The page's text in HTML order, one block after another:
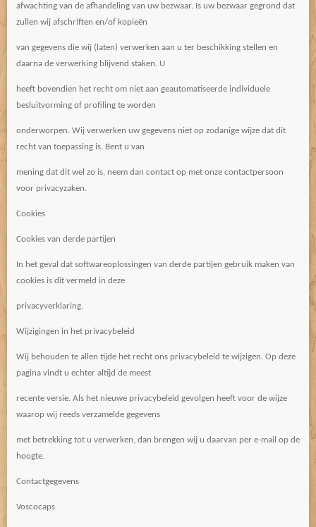
afwachting van de afhandeling van uw bezwaar. Is uw bezwaar gegrond dat
zullen wij afschriften en/of kopieën
van gegevens die wij (laten) verwerken aan u ter beschikking stellen en
daarna de verwerking blijvend staken. U
heeft bovendien het recht om niet aan geautomatiseerde individuele
besluitvorming of profiling te worden
onderworpen. Wij verwerken uw gegevens niet op zodanige wijze dat dit
recht van toepassing is. Bent u van
mening dat dit wel zo is, neem dan contact op met onze contactpersoon
voor privacyzaken.
Cookies
Cookies van derde partijen
In het geval dat softwareoplossingen van derde partijen gebruik maken van
cookies is dit vermeld in deze
privacyverklaring.
Wijzigingen in het privacybeleid
Wij behouden te allen tijde het recht ons privacybeleid te wijzigen. Op deze
pagina vindt u echter altijd de meest
recente versie. Als het nieuwe privacybeleid gevolgen heeft voor de wijze
waarop wij reeds verzamelde gegevens
met betrekking tot u verwerken, dan brengen wij u daarvan per e-mail op de
hoogte.
Contactgegevens
Voscocaps